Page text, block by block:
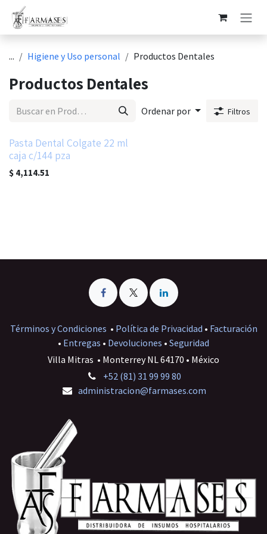
Ir al contenido
... Higiene y Uso personal Productos Dentales
Productos Dentales
Ordenar por Filtros
Pasta Dental Colgate 22 ml
caja c/144 pza
$ 4,114.51
Términos y Condiciones • Política de Privacidad • Facturación
• Entregas • Devoluciones • Seguridad
Villa Mitras • Monterrey NL 64170 • México
+52 (81) 31 99 99 80
administracion@farmases.com